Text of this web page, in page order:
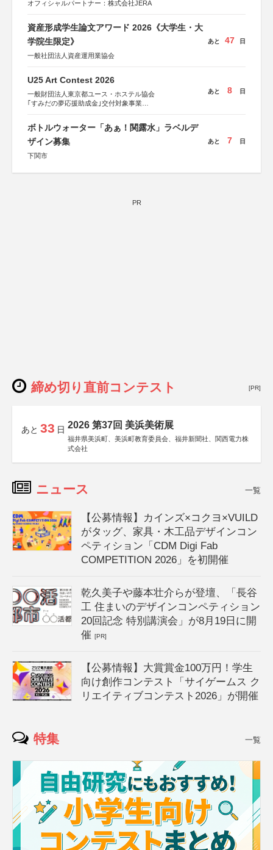
オフィシャルパートナー：株式会社JERA
資産形成学生論文アワード 2026《大学生・大
学院生限定》
一般社団法人資産運用業協会
あと 47 日
U25 Art Contest 2026
一般財団法人東京都ユース・ホステル協会
｢すみだの夢応援助成金｣交付対象事業
あと 8 日
ボトルウォーター「あぁ！関露水」ラベルデ
ザイン募集
下関市
あと 7 日
PR
締め切り直前コンテスト [PR]
あと 33 日 2026 第37回 美浜美術展
福井県美浜町、美浜町教育委員会、福井新聞社、関西電力株
式会社
ニュース 一覧
【公募情報】カインズ×コクヨ×VUILD
がタッグ、家具・木工品デザインコン
ペティション「CDM Digi Fab
COMPETITION 2026」を初開催
乾久美子や藤本壮介らが登壇、「長谷
工 住まいのデザインコンペティション
20回記念 特別講演会」が8月19日に開
催[PR]
【公募情報】大賞賞金100万円！学生
向け創作コンテスト「サイゲームス ク
リエイティブコンテスト2026」が開催
特集 一覧